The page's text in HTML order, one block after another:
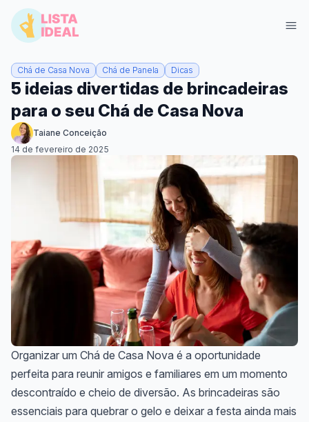
Entrar Criar Lista Grátis
Chá de Casa Nova Chá de Panela Dicas
5 ideias divertidas de brincadeiras
para o seu Chá de Casa Nova
Taiane Conceição
14 de fevereiro de 2025
Organizar um Chá de Casa Nova é a oportunidade
perfeita para reunir amigos e familiares em um momento
descontraído e cheio de diversão. As brincadeiras são
essenciais para quebrar o gelo e deixar a festa ainda mais